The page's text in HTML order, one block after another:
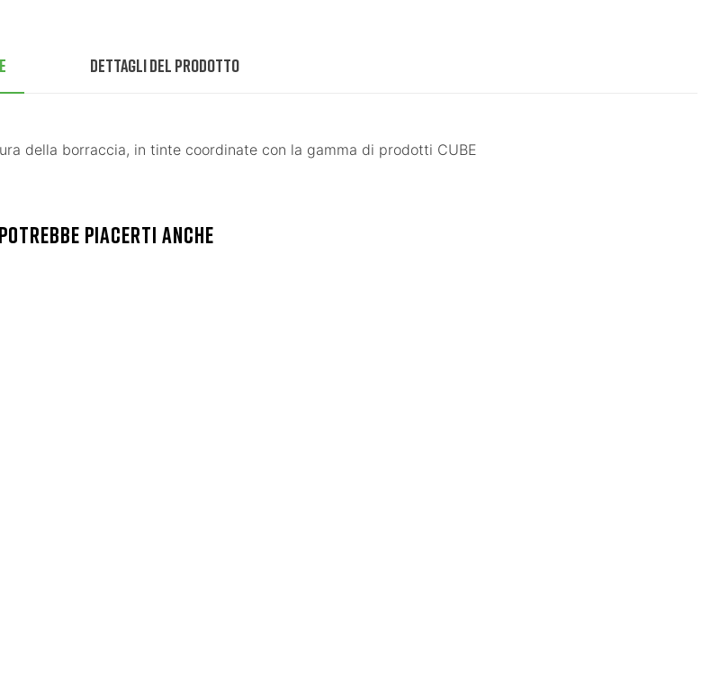
Dettagli del prodotto
della borraccia, in tinte coordinate con la gamma di prodotti CUBE
POTREBBE PIACERTI ANCHE